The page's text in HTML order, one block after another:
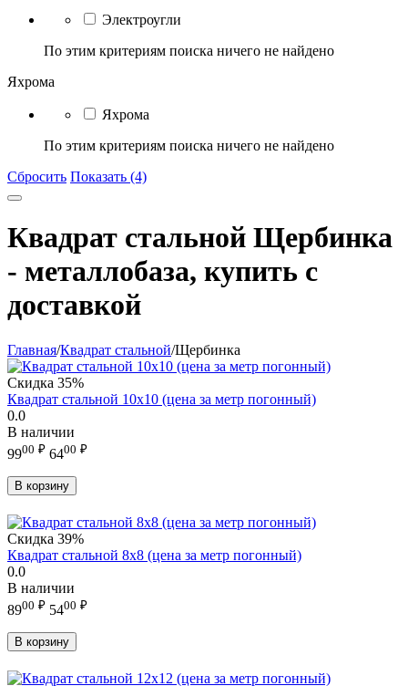
Электроугли
По этим критериям поиска ничего не найдено
Яхрома
Яхрома
По этим критериям поиска ничего не найдено
Сбросить Показать (4)
Квадрат стальной Щербинка
- металлобаза, купить с
доставкой
Главная/Квадрат стальной/Щербинка
Скидка 35%
Квадрат стальной 10х10 (цена за метр погонный)
0.0
В наличии
9900 ₽ 6400 ₽
В корзину
Скидка 39%
Квадрат стальной 8х8 (цена за метр погонный)
0.0
В наличии
8900 ₽ 5400 ₽
В корзину